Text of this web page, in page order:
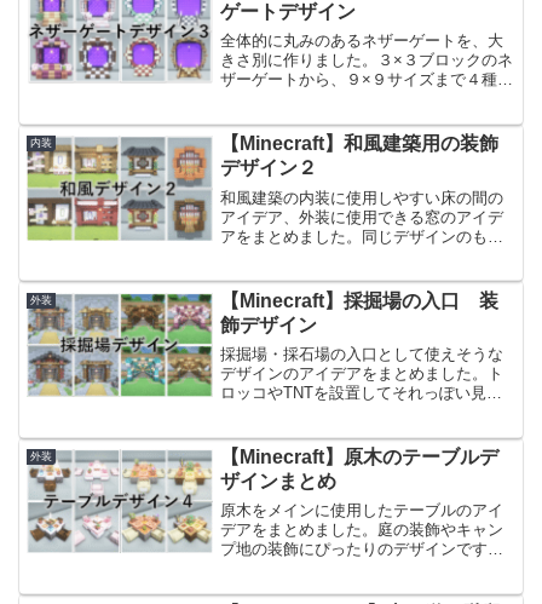
ゲートデザイン
全体的に丸みのあるネザーゲートを、大
きさ別に作りました。３×３ブロックのネ
ザーゲートから、９×９サイズまで４種類
さに合わせて選ぶことができます。前回
作ったネザーゲートデ...
内装
【Minecraft】和風建築用の装飾
デザイン２
和風建築の内装に使用しやすい床の間の
アイデア、外装に使用できる窓のアイデ
アをまとめました。同じデザインのもの
ださい。前回作った和風建築用のアイデ
アはこちらです。【Min...
外装
【Minecraft】採掘場の入口 装
飾デザイン
採掘場・採石場の入口として使えそうな
デザインのアイデアをまとめました。ト
ロッコやTNTを設置してそれっぽい見た
きに使えそうなデザインです。地域の色
味に合ったものをお選び...
外装
【Minecraft】原木のテーブルデ
ザインまとめ
原木をメインに使用したテーブルのアイ
デアをまとめました。庭の装飾やキャン
プ地の装飾にぴったりのデザインです。